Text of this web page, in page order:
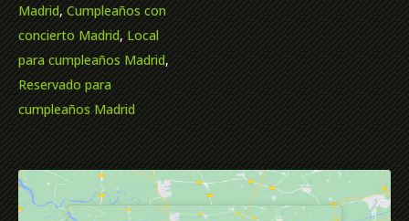
Madrid,Cumpleaños con
concierto Madrid,Local
para cumpleaños Madrid,
Reservado para
cumpleaños Madrid